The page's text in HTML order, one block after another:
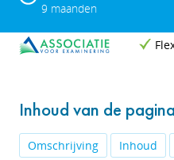
9 maanden
Inhoud van de pagina
Omschrijving Inhoud